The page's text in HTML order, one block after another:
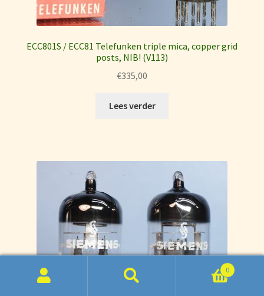
ECC801S / ECC81 Telefunken triple mica, copper grid
posts, NIB! (V113)
€335,00
Lees verder
0